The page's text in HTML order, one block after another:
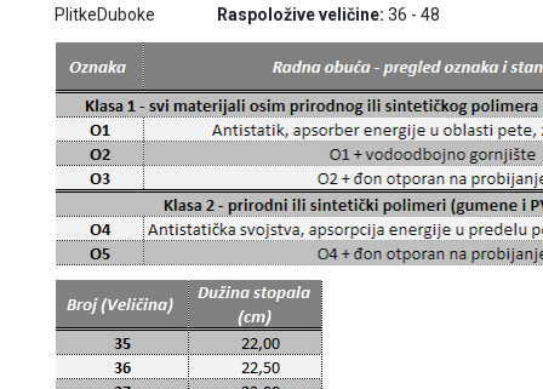
PlitkeDuboke Raspoložive veličine: 36 - 48